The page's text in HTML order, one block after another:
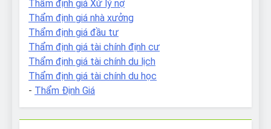
Thẩm định giá Xử lý nợ
Thẩm định giá nhà xưởng
Thẩm định giá đầu tư
Thẩm định giá tài chính định cư
Thẩm định giá tài chính du lịch
Thẩm định giá tài chính du học
- Thẩm Định Giá